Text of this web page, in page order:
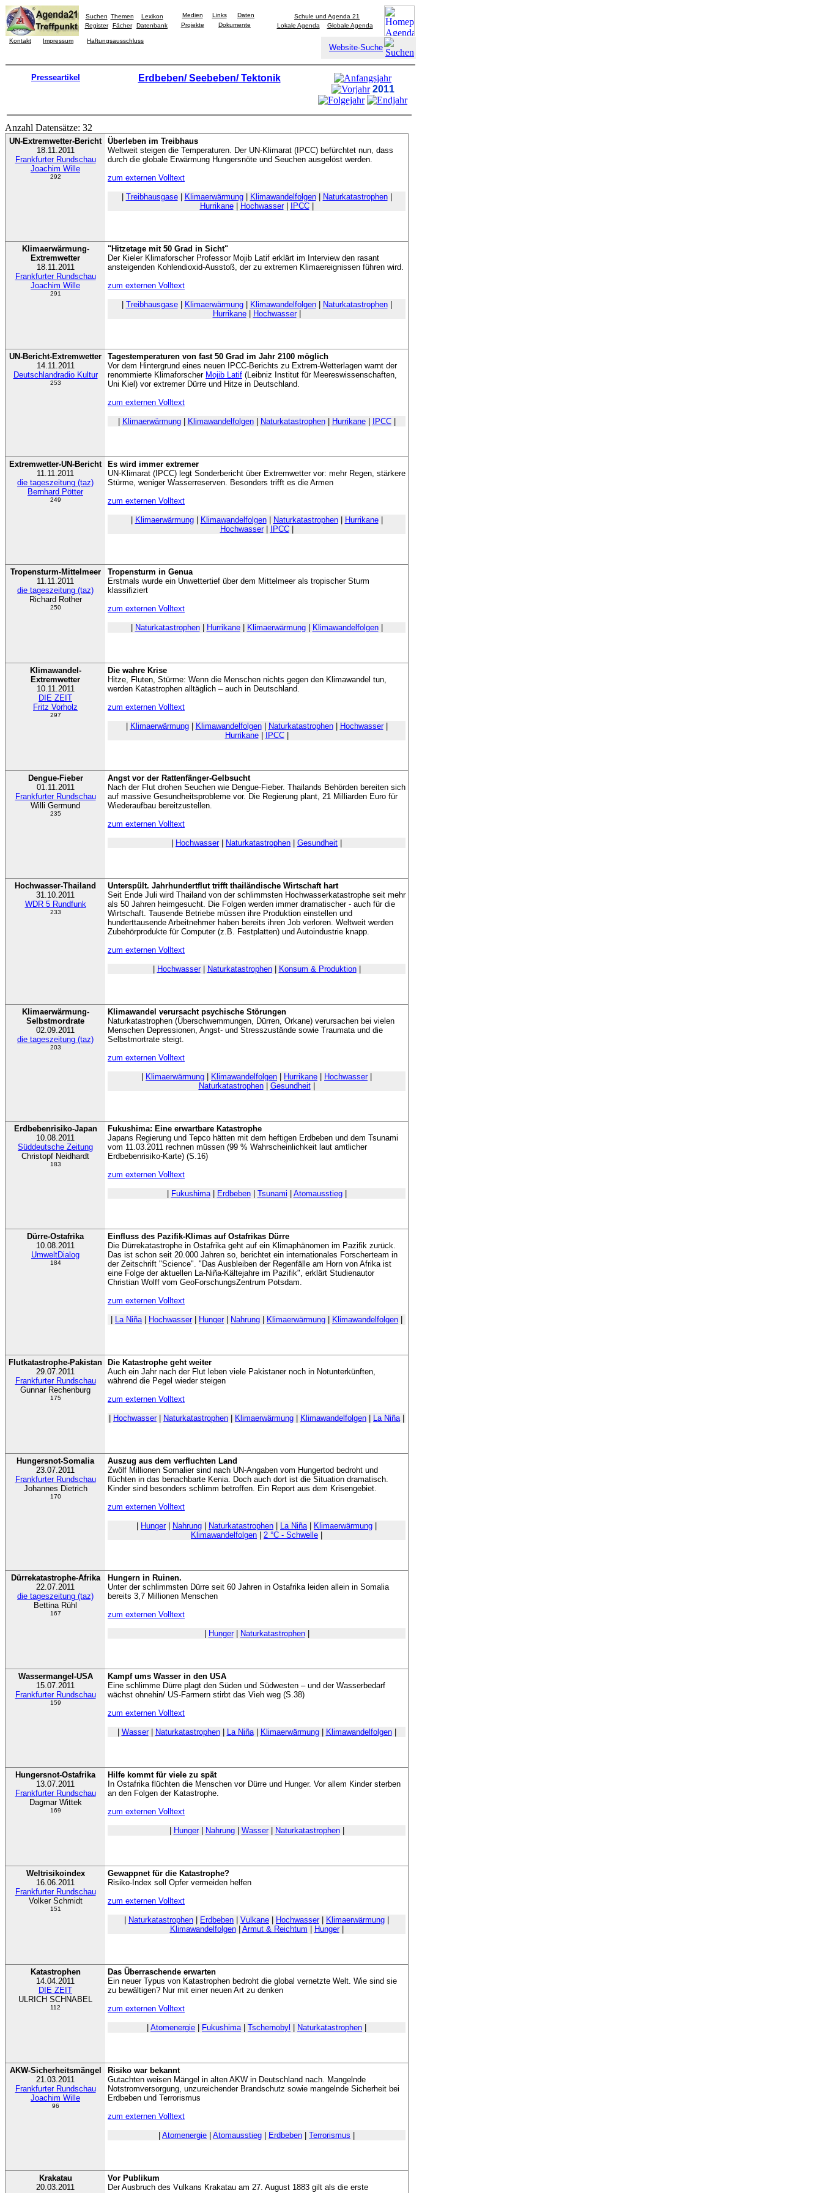
Suchen Themen
Lexikon
Register
Fächer Datenbank
Medien Links
Daten
Projekte
Dokumente
Schule und Agenda 21
Lokale Agenda
Globale Agenda
Kontakt Impressum Haftungsausschluss
Website-Suche
Presseartikel
Erdbeben/ Seebeben/ Tektonik
2011
Anzahl Datensätze: 32
UN-Extremwetter-Bericht
18.11.2011
Frankfurter Rundschau
Joachim Wille
292
Überleben im Treibhaus
Weltweit steigen die Temperaturen. Der UN-Klimarat (IPCC) befürchtet nun, dass
durch die globale Erwärmung Hungersnöte und Seuchen ausgelöst werden.
zum externen Volltext
Treibhausgase| Klimaerwärmung| Klimawandelfolgen| Naturkatastrophen|
Hurrikane| Hochwasser| IPCC|
Klimaerwärmung-
Extremwetter
18.11.2011
Frankfurter Rundschau
Joachim Wille
291
"Hitzetage mit 50 Grad in Sicht"
Der Kieler Klimaforscher Professor Mojib Latif erklärt im Interview den rasant
ansteigenden Kohlendioxid-Ausstoß, der zu extremen Klimaereignissen führen wird.
zum externen Volltext
Treibhausgase| Klimaerwärmung| Klimawandelfolgen| Naturkatastrophen|
Hurrikane| Hochwasser|
UN-Bericht-Extremwetter
14.11.2011
Deutschlandradio Kultur
253
Tagestemperaturen von fast 50 Grad im Jahr 2100 möglich
Vor dem Hintergrund eines neuen IPCC-Berichts zu Extrem-Wetterlagen warnt der
renommierte Klimaforscher Mojib Latif (Leibniz Institut für Meereswissenschaften,
Uni Kiel) vor extremer Dürre und Hitze in Deutschland.
zum externen Volltext
Klimaerwärmung| Klimawandelfolgen| Naturkatastrophen| Hurrikane| IPCC|
Extremwetter-UN-Bericht
11.11.2011
die tageszeitung (taz)
Bernhard Pötter
249
Es wird immer extremer
UN-Klimarat (IPCC) legt Sonderbericht über Extremwetter vor: mehr Regen, stärkere
Stürme, weniger Wasserreserven. Besonders trifft es die Armen
zum externen Volltext
Klimaerwärmung| Klimawandelfolgen| Naturkatastrophen| Hurrikane|
Hochwasser| IPCC|
Tropensturm-Mittelmeer
11.11.2011
die tageszeitung (taz)
Richard Rother
250
Tropensturm in Genua
Erstmals wurde ein Unwettertief über dem Mittelmeer als tropischer Sturm
klassifiziert
zum externen Volltext
Naturkatastrophen| Hurrikane| Klimaerwärmung| Klimawandelfolgen|
Klimawandel-
Extremwetter
10.11.2011
DIE ZEIT
Fritz Vorholz
297
Die wahre Krise
Hitze, Fluten, Stürme: Wenn die Menschen nichts gegen den Klimawandel tun,
werden Katastrophen alltäglich – auch in Deutschland.
zum externen Volltext
Klimaerwärmung| Klimawandelfolgen| Naturkatastrophen| Hochwasser|
Hurrikane| IPCC|
Dengue-Fieber
01.11.2011
Frankfurter Rundschau
Willi Germund
235
Angst vor der Rattenfänger-Gelbsucht
Nach der Flut drohen Seuchen wie Dengue-Fieber. Thailands Behörden bereiten sich
auf massive Gesundheitsprobleme vor. Die Regierung plant, 21 Milliarden Euro für
Wiederaufbau bereitzustellen.
zum externen Volltext
Hochwasser| Naturkatastrophen Gesundheit
Hochwasser-Thailand
31.10.2011
WDR 5 Rundfunk
233
Unterspült. Jahrhundertflut trifft thailändische Wirtschaft hart
Seit Ende Juli wird Thailand von der schlimmsten Hochwasserkatastrophe seit mehr
als 50 Jahren heimgesucht. Die Folgen werden immer dramatischer - auch für die
Wirtschaft. Tausende Betriebe müssen ihre Produktion einstellen und
hunderttausende Arbeitnehmer haben bereits ihren Job verloren. Weltweit werden
Zubehörprodukte für Computer (z.B. Festplatten) und Autoindustrie knapp.
zum externen Volltext
Hochwasser| Naturkatastrophen| Konsum & Produktion|
Klimaerwärmung-
Selbstmordrate
02.09.2011
die tageszeitung (taz)
203
Klimawandel verursacht psychische Störungen
Naturkatastrophen (Überschwemmungen, Dürren, Orkane) verursachen bei vielen
Menschen Depressionen, Angst- und Stresszustände sowie Traumata und die
Selbstmortrate steigt.
zum externen Volltext
Klimaerwärmung Klimawandelfolgen Hurrikane Hochwasser|
Naturkatastrophen| Gesundheit|
Erdbebenrisiko-Japan
10.08.2011
Süddeutsche Zeitung
Christopf Neidhardt
183
Fukushima: Eine erwartbare Katastrophe
Japans Regierung und Tepco hätten mit dem heftigen Erdbeben und dem Tsunami
vom 11.03.2011 rechnen müssen (99 % Wahrscheinlichkeit laut amtlicher
Erdbebenrisiko-Karte) (S.16)
zum externen Volltext
Fukushima| Erdbeben| Tsunami Atomausstieg|
Dürre-Ostafrika
10.08.2011
UmweltDialog
184
Einfluss des Pazifik-Klimas auf Ostafrikas Dürre
Die Dürrekatastrophe in Ostafrika geht auf ein Klimaphänomen im Pazifik zurück.
Das ist schon seit 20.000 Jahren so, berichtet ein internationales Forscherteam in
der Zeitschrift "Science". "Das Ausbleiben der Regenfälle am Horn von Afrika ist
eine Folge der aktuellen La-Niña-Kältejahre im Pazifik", erklärt Studienautor
Christian Wolff vom GeoForschungsZentrum Potsdam.
zum externen Volltext
La Niña| Hochwasser| Hunger| Nahrung Klimaerwärmung Klimawandelfolgen
Flutkatastrophe-Pakistan
29.07.2011
Frankfurter Rundschau
Gunnar Rechenburg
175
Die Katastrophe geht weiter
Auch ein Jahr nach der Flut leben viele Pakistaner noch in Notunterkünften,
während die Pegel wieder steigen
zum externen Volltext
Hochwasser| Naturkatastrophen Klimaerwärmung Klimawandelfolgen La Niña|
Hungersnot-Somalia
23.07.2011
Frankfurter Rundschau
Johannes Dietrich
170
Auszug aus dem verfluchten Land
Zwölf Millionen Somalier sind nach UN-Angaben vom Hungertod bedroht und
flüchten in das benachbarte Kenia. Doch auch dort ist die Situation dramatisch.
Kinder sind besonders schlimm betroffen. Ein Report aus dem Krisengebiet.
zum externen Volltext
Hunger| Nahrung Naturkatastrophen La Niña| Klimaerwärmung
Klimawandelfolgen
2 °C - Schwelle
Dürrekatastrophe-Afrika
22.07.2011
die tageszeitung (taz)
Bettina Rühl
167
Hungern in Ruinen.
Unter der schlimmsten Dürre seit 60 Jahren in Ostafrika leiden allein in Somalia
bereits 3,7 Millionen Menschen
zum externen Volltext
Hunger| Naturkatastrophen|
Wassermangel-USA
15.07.2011
Frankfurter Rundschau
159
Kampf ums Wasser in den USA
Eine schlimme Dürre plagt den Süden und Südwesten – und der Wasserbedarf
wächst ohnehin/ US-Farmern stirbt das Vieh weg (S.38)
zum externen Volltext
Wasser| Naturkatastrophen| La Niña| Klimaerwärmung| Klimawandelfolgen|
Hungersnot-Ostafrika
13.07.2011
Frankfurter Rundschau
Dagmar Wittek
169
Hilfe kommt für viele zu spät
In Ostafrika flüchten die Menschen vor Dürre und Hunger. Vor allem Kinder sterben
an den Folgen der Katastrophe.
zum externen Volltext
Hunger| Nahrung| Wasser| Naturkatastrophen|
Weltrisikoindex
16.06.2011
Frankfurter Rundschau
Volker Schmidt
151
Gewappnet für die Katastrophe?
Risiko-Index soll Opfer vermeiden helfen
zum externen Volltext
Naturkatastrophen Erdbeben Vulkane Hochwasser| Klimaerwärmung
Klimawandelfolgen| Armut & Reichtum Hunger|
Katastrophen
14.04.2011
DIE ZEIT
ULRICH SCHNABEL
112
Das Überraschende erwarten
Ein neuer Typus von Katastrophen bedroht die global vernetzte Welt. Wie sind sie
zu bewältigen? Nur mit einer neuen Art zu denken
zum externen Volltext
Atomenergie Fukushima| Tschernobyl Naturkatastrophen
AKW-Sicherheitsmängel
21.03.2011
Frankfurter Rundschau
Joachim Wille
96
Risiko war bekannt
Gutachten weisen Mängel in alten AKW in Deutschland nach. Mangelnde
Notstromversorgung, unzureichender Brandschutz sowie mangelnde Sicherheit bei
Erdbeben und Terrorismus
zum externen Volltext
Atomenergie Atomausstieg Erdbeben Terrorismus
Krakatau
20.03.2011
Vor Publikum
Der Ausbruch des Vulkans Krakatau am 27. August 1883 gilt als die erste